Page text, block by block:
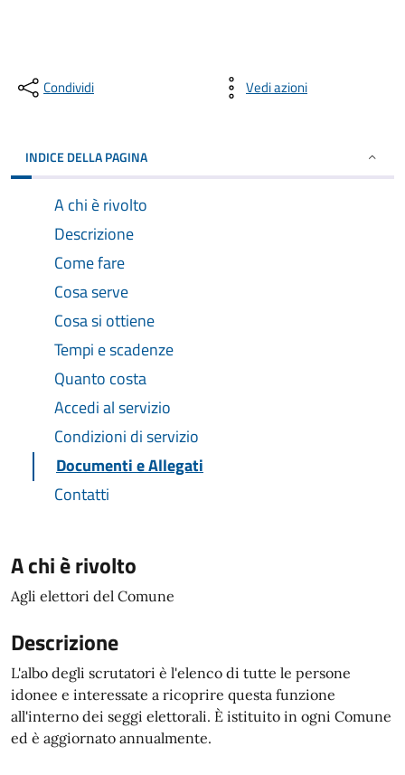
Condividi Vedi azioni
INDICE DELLA PAGINA
A chi è rivolto
Descrizione
Come fare
Cosa serve
Cosa si ottiene
Tempi e scadenze
Quanto costa
Accedi al servizio
Condizioni di servizio
Documenti e Allegati
Contatti
A chi è rivolto
Agli elettori del Comune
Descrizione
L'albo degli scrutatori è l'elenco di tutte le persone
idonee e interessate a ricoprire questa funzione
all'interno dei seggi elettorali. È istituito in ogni Comune
ed è aggiornato annualmente.